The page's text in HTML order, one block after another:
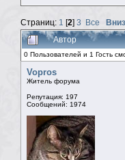
Страниц: 1 [2] 3 Все Вниз
Автор
0 Пользователей и 1 Гость
Vopros
Житель форума
Репутация: 197
Сообщений: 1974